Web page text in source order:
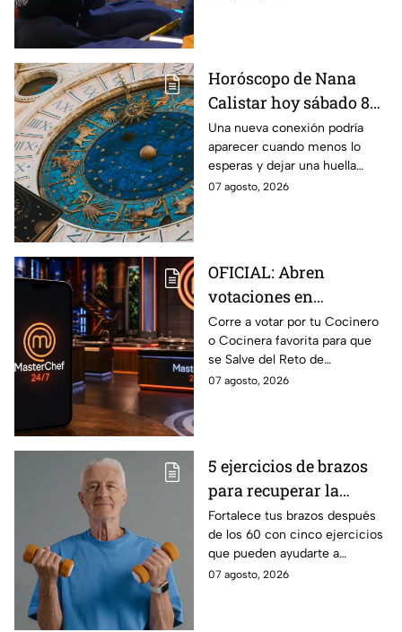
Horóscopo de Nana
Calistar hoy sábado 8
de agosto del 2026 para
cada signo; una
conexión inesperada
podría transformar tus
Una nueva conexión podría
aparecer cuando menos lo
esperas y dejar una huella
importante.
07 agosto, 2026
OFICIAL: Abren
votaciones en
MasterChef 24/7 para
que salves a un
Cocinero del Reto de
Eliminación de este
Corre a votar por tu Cocinero
o Cocinera favorita para que
se Salve del Reto de
Eliminación de MasterChef
07 agosto, 2026
5 ejercicios de brazos
para recuperar la
fuerza después de los
60
Fortalece tus brazos después
de los 60 con cinco ejercicios
que pueden ayudarte a
recuperar fuerza, movilidad y
07 agosto, 2026